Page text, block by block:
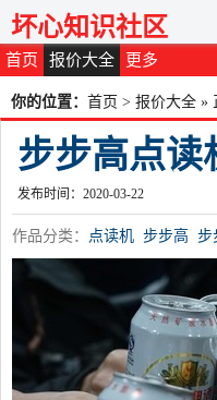
首页 报价大全 更多
坏心知识社区
你的位置： 首页 > 报价大全 »
步步高点读
发布时间：2020-03-22
作品分类： 点读机 步步高 步